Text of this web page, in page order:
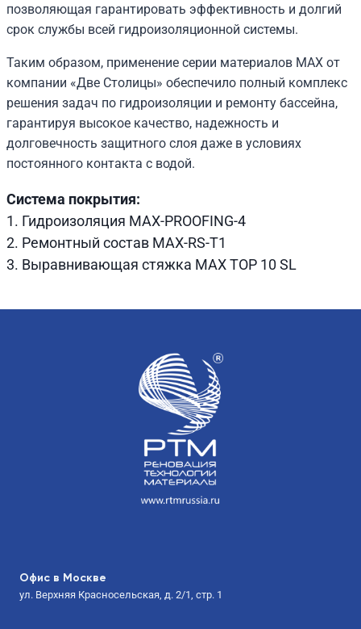
позволяющая гарантировать эффективность и долгий
срок службы всей гидроизоляционной системы.
Таким образом, применение серии материалов MAX от
компании «Две Столицы» обеспечило полный комплекс
решения задач по гидроизоляции и ремонту бассейна,
гарантируя высокое качество, надежность и
долговечность защитного слоя даже в условиях
постоянного контакта с водой.
Система покрытия:
1. Гидроизоляция MAX-PROOFING-4
2. Ремонтный состав MAX-RS-T1
3. Выравнивающая стяжка MAX TOP 10 SL
Офис в Москве
ул. Верхняя Красносельская, д. 2/1, стр. 1